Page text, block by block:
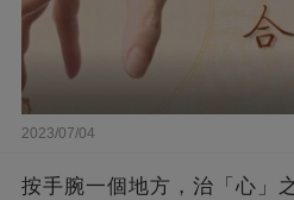
2023/07/04
按手腕一個地方，治「心」